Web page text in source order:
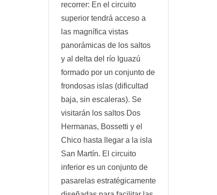
recorrer: En el circuito
superior tendrá acceso a
las magnífica vistas
panorámicas de los saltos
y al delta del río Iguazú
formado por un conjunto de
frondosas islas (dificultad
baja, sin escaleras). Se
visitarán los saltos Dos
Hermanas, Bossetti y el
Chico hasta llegar a la isla
San Martín. El circuito
inferior es un conjunto de
pasarelas estratégicamente